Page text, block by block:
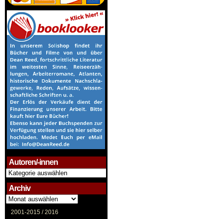
Autoren/-innen
Autoren/-
innen
Archiv
Archiv
2001-2015 /2016